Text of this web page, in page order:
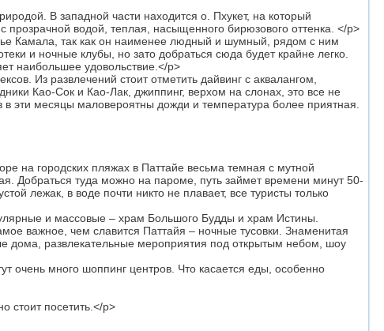
В западной части находится о. Пхукет, на который
прозрачной водой, теплая, насыщенного бирюзового оттенка. </p>
Камала, так как он наименее людный и шумный, рядом с ним
и ночные клубы, но зато добраться сюда будет крайне легко.
наибольшее удовольствие.</p>
Из развлечений стоит отметить дайвинг с аквалангом,
Као-Сок и Као-Лак, джиппинг, верхом на слонах, это все не
эти месяцы маловероятны дожди и температура более приятная.
на городских пляжах в Паттайе весьма темная с мутной
Добраться туда можно на пароме, путь займет времени минут 50-
лежак, в воде почти никто не плавает, все туристы только
и массовые – храм Большого Будды и храм Истины.
важное, чем славится Паттайя – ночные тусовки. Знаменитая
дома, развлекательные мероприятия под открытым небом, шоу
очень много шоппинг центров. Что касается еды, особенно
стоит посетить.</p>